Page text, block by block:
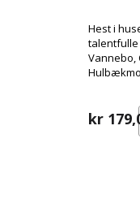
Hest i
talentfulle
Vannebo,
tekstene
kr